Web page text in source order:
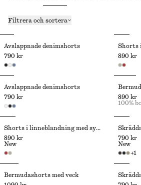
Filtrera och sortera
Avslappnade denimshorts
790 kr
890 kr
Avslappnade denimshorts
790 kr
890 kr
100%
Shorts i linneblandning med sydda veck
890 kr
New
790 kr
+1
New
Bermudashorts med veck